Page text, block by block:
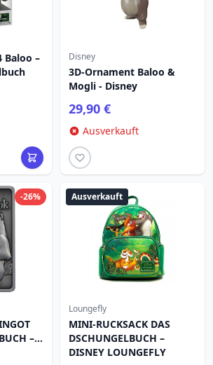
Baloo –
Disney
3D-Ornament Baloo &
Mogli - Disney
29,90 €
Ausverkauft
-26%
–
Ausverkauft
Loungefly
MINI-RUCKSACK DAS
DSCHUNGELBUCH –
DISNEY LOUNGEFLY